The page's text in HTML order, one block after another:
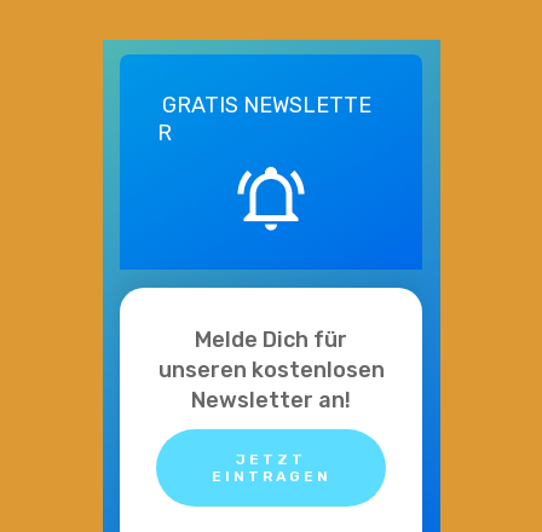
GRATIS NEWSLETTE
R
Melde Dich für
unseren kostenlosen
Newsletter an!
JETZT
EINTRAGEN